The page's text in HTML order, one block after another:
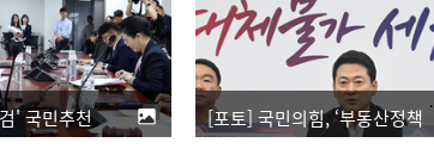
[포토] '선관위 특검' 국민추천위 첫 회의